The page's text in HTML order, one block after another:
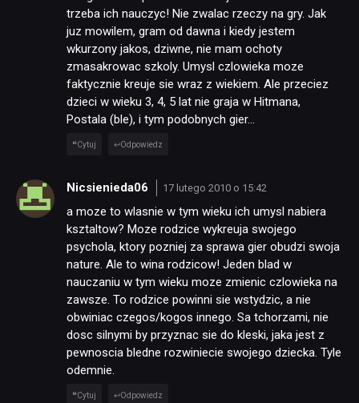
trzeba ich nauczyc! Nie zwalac rzeczy na gry. Jak
juz mowilem, gram od dawna i kiedy jestem
wkurzony jakos, dziwne, nie mam ochoty
zmasakrowac szkoly. Umysl czlowieka moze
faktycznie kreuje sie wraz z wiekiem. Ale przeciez
dzieci w wieku 3, 4, 5 lat nie graja w Hitmana,
Postala (ble), i tym podobnych gier…
Cytuj Odpowiedz
Nicsienieda06 17 lutego 2010 o 15:42
a moze to wlasnie w tym wieku ich umysl nabiera
ksztaltow? Moze rodzice wykreuja swojego
psychola, ktory pozniej za sprawa gier obudzi swoja
nature. Ale to wina rodzicow! Jeden blad w
nauczaniu w tym wieku moze zmienic czlowieka na
zawsze. To rodzice powinni sie wstydzic, a nie
obwiniac czegos/kogos innego. Sa tchorzami, nie
dosc silnymi by przyznac sie do kleski, jaka jest z
pewnoscia bledne rozwiniecie swojego dziecka. Tyle
odemnie.
Cytuj Odpowiedz